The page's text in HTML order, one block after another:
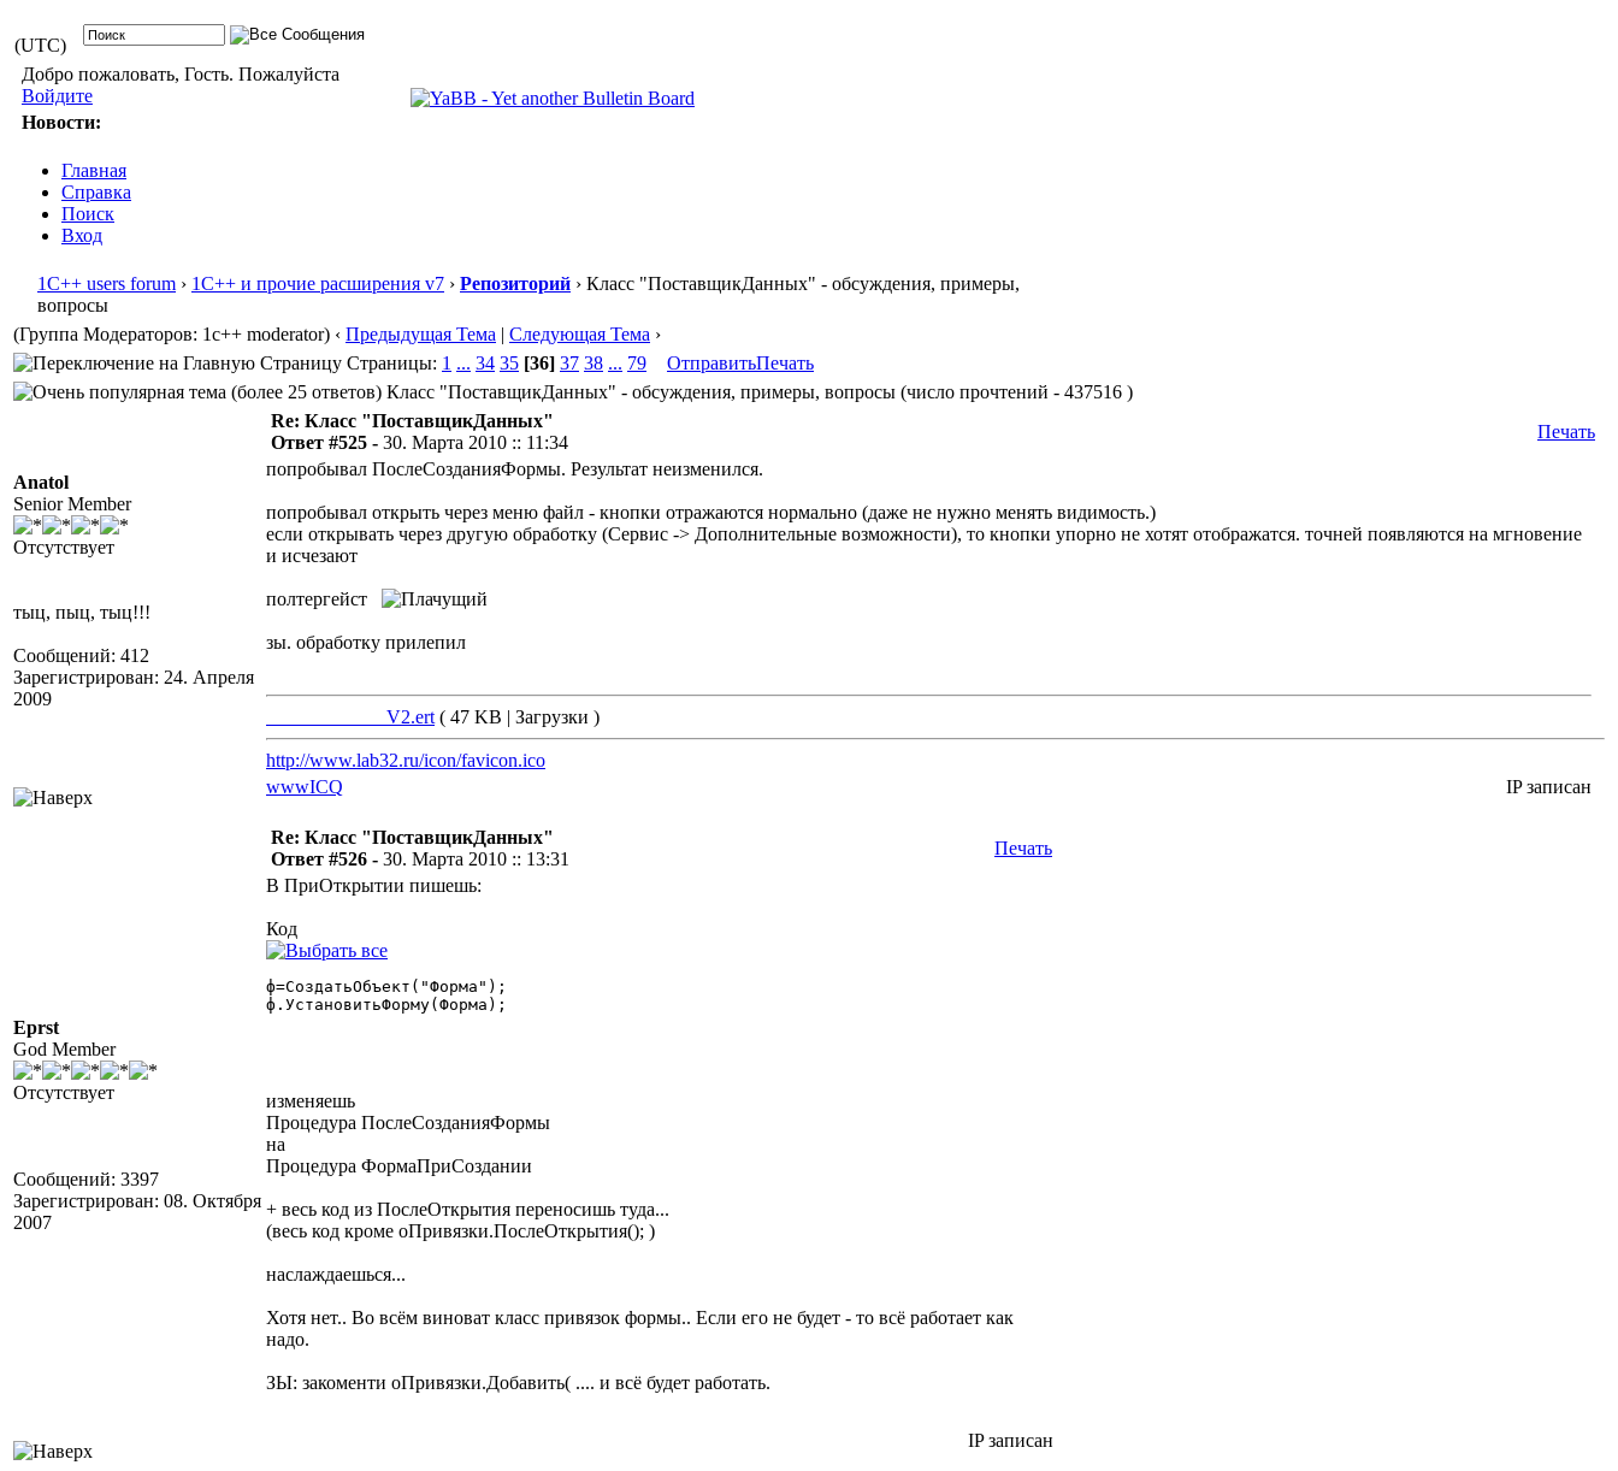
(UTC)
Добро пожаловать, Гость. Пожалуйста
Войдите
Новости:
Главная
Справка
Поиск
Вход
1С++ users forum › 1С++ и прочие расширения v7 › Репозиторий › Класс "ПоставщикДанных" - обсуждения, примеры,
вопросы
(Группа Модераторов: 1c++ moderator) ‹ Предыдущая Тема | Следующая Тема ›
Страницы: 1 ... 34 35 [36] 37 38 ... 79 ОтправитьПечать
Класс "ПоставщикДанных" - обсуждения, примеры, вопросы (число прочтений - 437516 )
Anatol
Senior Member
Отсутствует
тыц, пыц, тыц!!!
Сообщений: 412
Зарегистрирован: 24. Апреля
2009
Re: Класс "ПоставщикДанных"
Ответ #525 - 30. Марта 2010 :: 11:34
Печать
попробывал ПослеСозданияФормы. Результат неизменился.
попробывал открыть через меню файл - кнопки отражаются нормально (даже не нужно менять видимость.)
если открывать через другую обработку (Сервис -> Дополнительные возможности), то кнопки упорно не хотят отображатся. точней появляются на мгновение
и исчезают
полтергейст
зы. обработку прилепил
____________V2.ert ( 47 KB | Загрузки )
http://www.lab32.ru/icon/favicon.ico
wwwICQ IP записан
Eprst
God Member
Отсутствует
Сообщений: 3397
Зарегистрирован: 08. Октября
2007
Re: Класс "ПоставщикДанных"
Ответ #526 - 30. Марта 2010 :: 13:31
Печать
В ПриОткрытии пишешь:
Код
ф=СоздатьОбъект("Форма");
ф.УстановитьФорму(Форма);
изменяешь
Процедура ПослеСозданияФормы
на
Процедура ФормаПриСоздании
+ весь код из ПослеОткрытия переносишь туда...
(весь код кроме оПривязки.ПослеОткрытия(); )
наслаждаешься...
Хотя нет.. Во всём виноват класс привязок формы.. Если его не будет - то всё работает как
надо.
ЗЫ: закоменти оПривязки.Добавить( .... и всё будет работать.
IP записан